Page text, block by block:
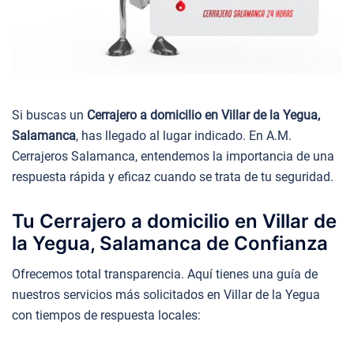
Si buscas un Cerrajero a domicilio en Villar de la Yegua,
Salamanca, has llegado al lugar indicado. En A.M.
Cerrajeros Salamanca, entendemos la importancia de una
respuesta rápida y eficaz cuando se trata de tu seguridad.
Tu Cerrajero a domicilio en Villar de
la Yegua, Salamanca de Confianza
Ofrecemos total transparencia. Aquí tienes una guía de
nuestros servicios más solicitados en Villar de la Yegua
con tiempos de respuesta locales: